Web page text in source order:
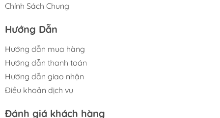
Chính Sách Chung
Hướng Dẫn
Hướng dẫn mua hàng
Hướng dẫn thanh toán
Hướng dẫn giao nhận
Điều khoản dịch vụ
Đánh giá khách hàng